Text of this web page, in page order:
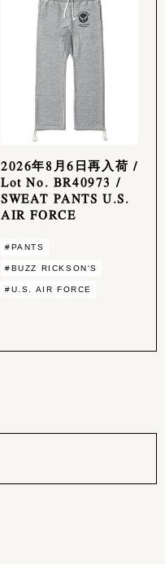
2026年8月6日再入荷 /
Lot No. BR40973 /
SWEAT PANTS U.S.
AIR FORCE
#PANTS
#BUZZ RICKSON'S
#U.S. AIR FORCE